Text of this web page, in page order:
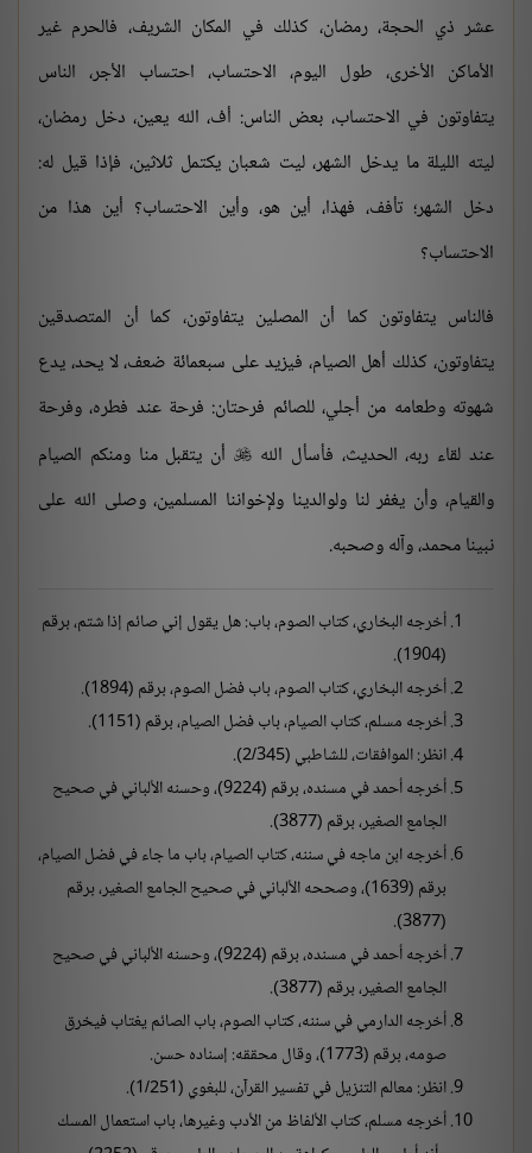
عشر ذي الحجة، رمضان، كذلك في المكان الشريف، فالحرم غير
الأماكن الأخرى، طول اليوم، الاحتساب، احتساب الأجر، الناس
يتفاوتون في الاحتساب، بعض الناس: أف، الله يعين، دخل رمضان،
ليته الليلة ما يدخل الشهر، ليت شعبان يكتمل ثلاثين، فإذا قيل له:
دخل الشهر؛ تأفف، فهذا، أين هو، وأين الاحتساب؟ أين هذا من
الاحتساب؟
فالناس يتفاوتون كما أن المصلين يتفاوتون، كما أن المتصدقين
يتفاوتون، كذلك أهل الصيام، فيزيد على سبعمائة ضعف، لا يحد، يدع
شهوته وطعامه من أجلي، للصائم فرحتان: فرحة عند فطره، وفرحة
عند لقاء ربه، الحديث، فأسأل الله أن يتقبل منا ومنكم الصيام
والقيام، وأن يغفر لنا ولوالدينا ولإخواننا المسلمين، وصلى الله على
نبينا محمد، وآله وصحبه.
أخرجه البخاري، كتاب الصوم، باب: هل يقول إني صائم إذا شتم، برقم
(1904).
أخرجه البخاري، كتاب الصوم، باب فضل الصوم، برقم (1894).
أخرجه مسلم، كتاب الصيام، باب فضل الصيام، برقم (1151).
انظر: الموافقات، للشاطبي (2/345).
أخرجه أحمد في مسنده، برقم (9224)، وحسنه الألباني في صحيح
الجامع الصغير، برقم (3877).
أخرجه ابن ماجه في سننه، كتاب الصيام، باب ما جاء في فضل الصيام،
برقم (1639)، وصححه الألباني في صحيح الجامع الصغير، برقم
(3877).
أخرجه أحمد في مسنده، برقم (9224)، وحسنه الألباني في صحيح
الجامع الصغير، برقم (3877).
أخرجه الدارمي في سننه، كتاب الصوم، باب الصائم يغتاب فيخرق
صومه، برقم (1773)، وقال محققه: إسناده حسن.
انظر: معالم التنزيل في تفسير القرآن، للبغوي (1/251).
أخرجه مسلم، كتاب الألفاظ من الأدب وغيرها، باب استعمال المسك